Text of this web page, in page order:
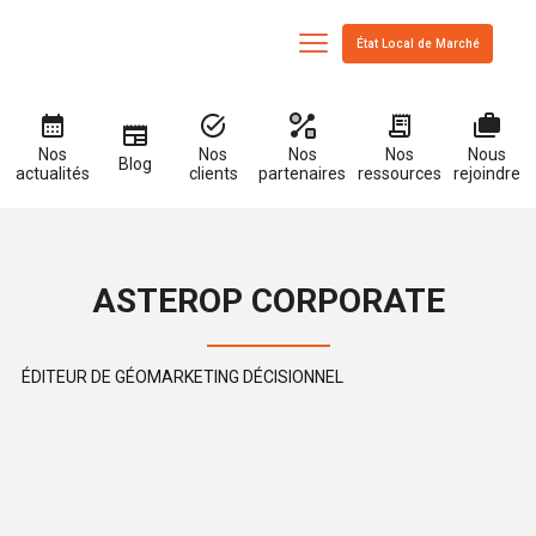
État Local de Marché
Nos
actualités
Blog
Nos
clients
Nos
partenaires
Nos
ressources
Nous
rejoindre
ASTEROP CORPORATE
ÉDITEUR DE GÉOMARKETING DÉCISIONNEL